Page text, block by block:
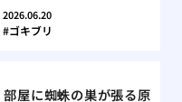
2026.06.20
ゴキブリ
部屋に蜘蛛の巣が張る原